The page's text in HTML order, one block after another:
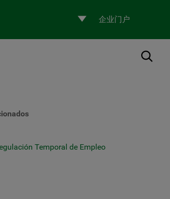
Selecciona
un
搜索
Temporal de Empleo